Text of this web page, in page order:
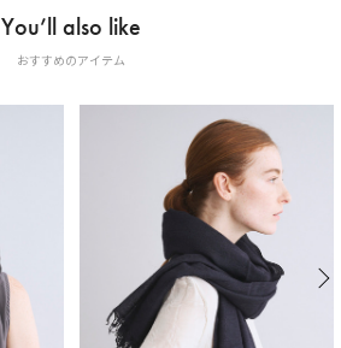
You’ll also like
おすすめのアイテム